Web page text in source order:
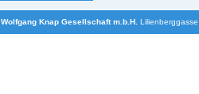
Wolfgang Knap Gesellschaft m.b.H.